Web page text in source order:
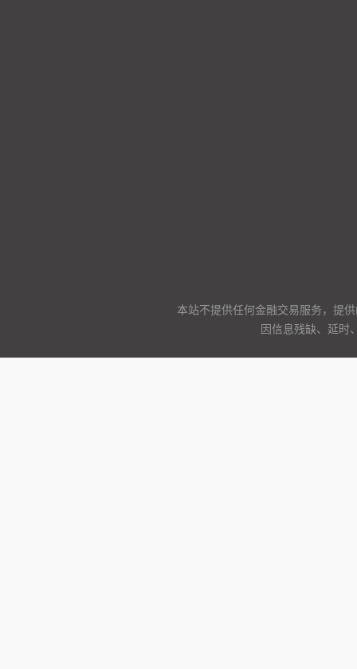
本站不提供任何金融交易服务，提
因信息残缺、延时